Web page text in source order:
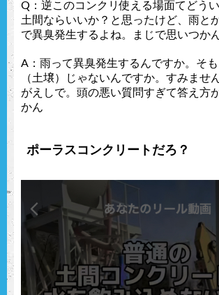
Q：逆このコンクリ使える場面てどう
土間ならいいか？と思ったけど、雨と
で異臭発生するよね。まじで思いつか
A：雨って異臭発生するんですか。そ
（土壌）じゃないんですか。すみませ
がえしで。頭の悪い質問すぎて答え方
かん
ポーラスコンクリートだろ？